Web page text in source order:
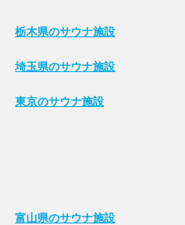
栃木県のサウナ施設
埼玉県のサウナ施設
東京のサウナ施設
富山県のサウナ施設